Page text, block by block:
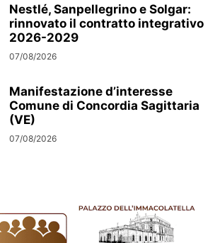
Nestlé, Sanpellegrino e Solgar:
rinnovato il contratto integrativo
2026-2029
07/08/2026
Manifestazione d’interesse
Comune di Concordia Sagittaria
(VE)
07/08/2026